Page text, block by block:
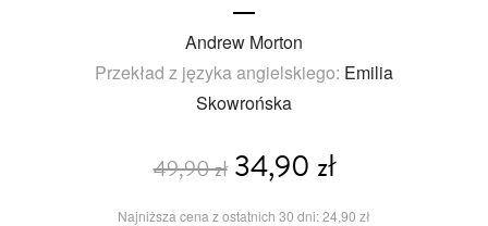
Andrew Morton
Przekład z języka angielskiego: Emilia
Skowrońska
49,90 zł34,90 zł
Najniższa cena z ostatnich 30 dni: 24,90 zł